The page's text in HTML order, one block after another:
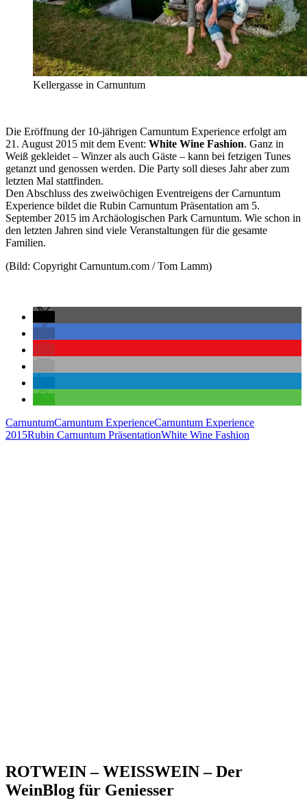
Kellergasse in Carnuntum
Die Eröffnung der 10-jährigen Carnuntum Experience erfolgt am
21. August 2015 mit dem Event: White Wine Fashion. Ganz in
Weiß gekleidet – Winzer als auch Gäste – kann bei fetzigen Tunes
getanzt und genossen werden. Die Party soll dieses Jahr aber zum
letzten Mal stattfinden.
Den Abschluss des zweiwöchigen Eventreigens der Carnuntum
Experience bildet die Rubin Carnuntum Präsentation am 5.
September 2015 im Archäologischen Park Carnuntum. Wie schon in
den letzten Jahren sind viele Veranstaltungen für die gesamte
Familien.
(Bild: Copyright Carnuntum.com / Tom Lamm)
CarnuntumCarnuntum ExperienceCarnuntum Experience
2015Rubin Carnuntum PräsentationWhite Wine Fashion
ROTWEIN – WEISSWEIN – Der
WeinBlog für Geniesser